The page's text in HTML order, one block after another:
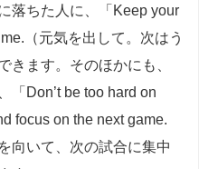
落ちた人に、「Keep your
（元気を出して。次はう
きます。そのほかにも、
「Don’t be too hard on
focus on the next game.
向いて、次の試合に集中